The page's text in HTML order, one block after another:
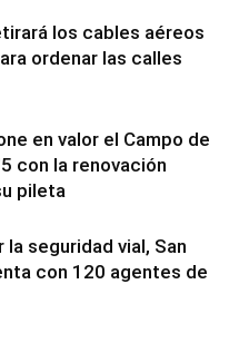
los cables aéreos
ordenar las calles
en valor el Campo de
con la renovación
pileta
la seguridad vial, San
con 120 agentes de